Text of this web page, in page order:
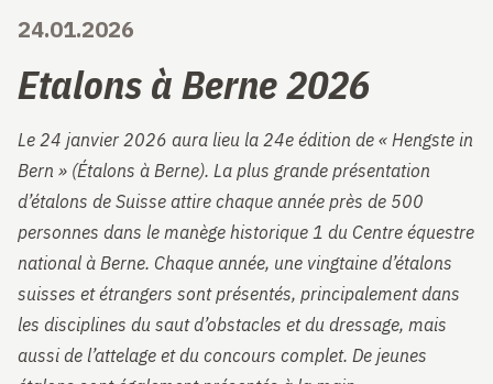
24.01.2026
Etalons à Berne 2026
Le 24 janvier 2026 aura lieu la 24e édition de « Hengste in
Bern » (Étalons à Berne). La plus grande présentation
d’étalons de Suisse attire chaque année près de 500
personnes dans le manège historique 1 du Centre équestre
national à Berne. Chaque année, une vingtaine d’étalons
suisses et étrangers sont présentés, principalement dans
les disciplines du saut d’obstacles et du dressage, mais
aussi de l’attelage et du concours complet. De jeunes